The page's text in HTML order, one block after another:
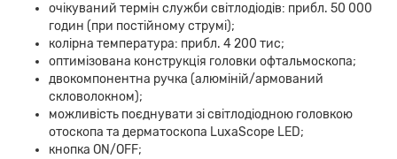
очікуваний термін служби світлодіодів: прибл. 50 000
годин (при постійному струмі);
колірна температура: прибл. 4 200 тис;
оптимізована конструкція головки офтальмоскопа;
двокомпонентна ручка (алюміній/армований
скловолокном);
можливість поєднувати зі світлодіодною головкою
отоскопа та дерматоскопа LuxaScope LED;
кнопка ON/OFF;